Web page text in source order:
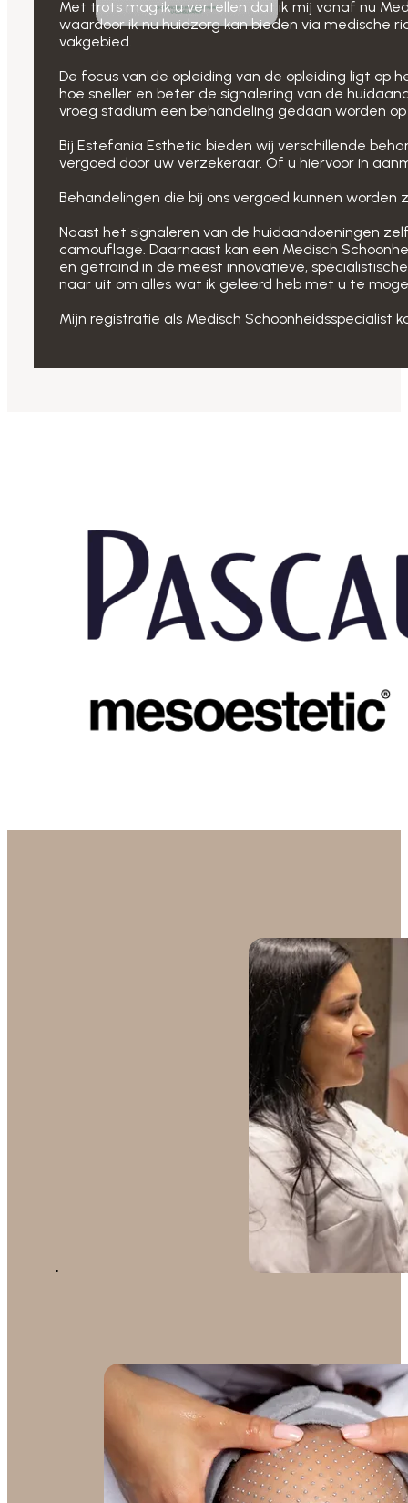
Met trots mag ik u vertellen dat ik mij vanaf nu
waardoor ik nu huidzorg kan bieden via medische
vakgebied.
De focus van de opleiding van de opleiding ligt op
hoe sneller en beter de signalering van de
vroeg stadium een behandeling gedaan worden
Bij Estefania Esthetic bieden wij verschillende
vergoed door uw verzekeraar. Of u hiervoor in
Behandelingen die bij ons vergoed kunnen
Naast het signaleren van de huidaandoeningen
camouflage. Daarnaast kan een Medisch
en getraind in de meest innovatieve,
naar uit om alles wat ik geleerd heb met u te
Mijn registratie als Medisch Schoonheidsspecialist